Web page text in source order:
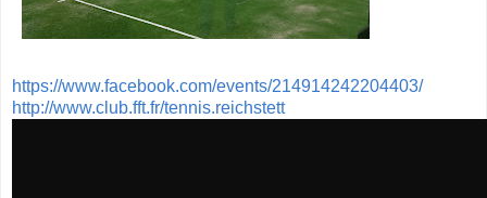
https://www.facebook.com/events/214914242204403/
http://www.club.fft.fr/tennis.reichstett